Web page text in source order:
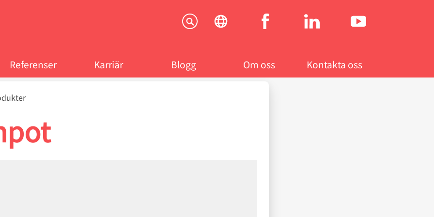
Social
Referenser Karriär Blogg Om oss Kontakta oss